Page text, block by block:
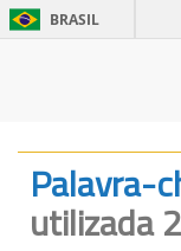
BRASIL
Palavra-
utilizada